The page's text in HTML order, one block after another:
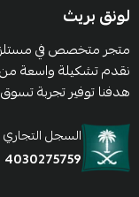
لونق بريث
متجر متخصص في
نقدم تشكيلة واسعة من
هدفنا توفير تجربة
السجل التجاري
4030275759